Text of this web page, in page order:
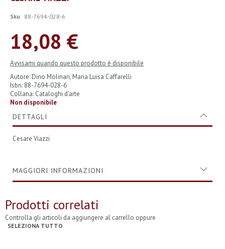
all'inizio
galleria
immagini
Sku 88-7694-028-6
18,08 €
Avvisami quando questo prodotto è disponibile
Autore: Dino Molinari, Maria Luisa Caffarelli
Isbn: 88-7694-028-6
Collana: Cataloghi d'arte
Non disponibile
DETTAGLI
Cesare Viazzi
MAGGIORI INFORMAZIONI
Prodotti correlati
Controlla gli articoli da aggiungere al carrello oppure
SELEZIONA TUTTO